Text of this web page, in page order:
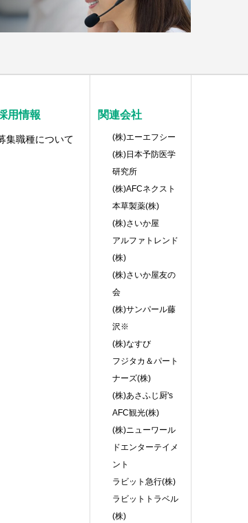
用情報
集職種について
関連会社
(株)エーエフシー
(株)日本予防医学
研究所
(株)AFCネクスト
本草製薬(株)
(株)さいか屋
アルファトレンド
(株)
(株)さいか屋友の
会
(株)サンパール藤
沢※
(株)なすび
フジタカ＆パート
ナーズ(株)
(株)あさふじ厨's
AFC観光(株)
(株)ニューワール
ドエンターテイメ
ント
ラビット急行(株)
ラビットトラベル
(株)